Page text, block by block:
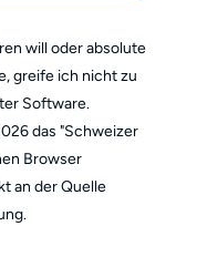
will oder absolute
greife ich nicht zu
Software.
das "Schweizer
Browser
an der Quelle